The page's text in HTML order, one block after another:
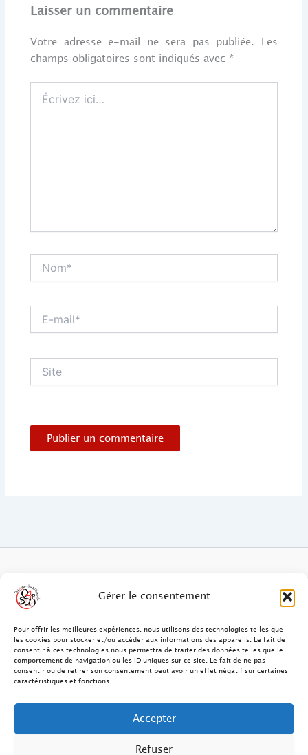
Gérer le consentement
Pour offrir les meilleures expériences, nous utilisons des technologies telles que
les cookies pour stocker et/ou accéder aux informations des appareils. Le fait de
consentir à ces technologies nous permettra de traiter des données telles que le
comportement de navigation ou les ID uniques sur ce site. Le fait de ne pas
consentir ou de retirer son consentement peut avoir un effet négatif sur certaines
caractéristiques et fonctions.
Accepter
Refuser
Laisser un commentaire
Votre adresse e-mail ne sera pas publiée. Les
champs obligatoires sont indiqués avec *
ici…
mail*
Contact
FAQ Ostéopathie Humaine
Mentions Légales